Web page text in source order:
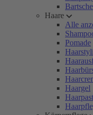
Haare
Alle
Pomade
Haargel